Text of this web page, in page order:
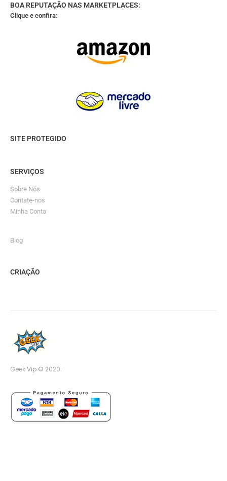
BOA REPUTAÇÃO NAS MARKETPLACES:
Clique e confira:
SITE PROTEGIDO
SERVIÇOS
Sobre Nós
Contate-nos
Minha Conta
Blog
CRIAÇÃO
Geek Vip © 2020.